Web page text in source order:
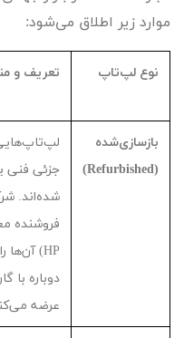
موارد زیر اطلاق می‌شود:
نوع لپ‌تاپ تعریف و
بازسازی‌شده
(
Refurbished
)
جزئی فنی
شده‌اند.
فروشنده
HP) آن‌ها
دوباره با
عرضه